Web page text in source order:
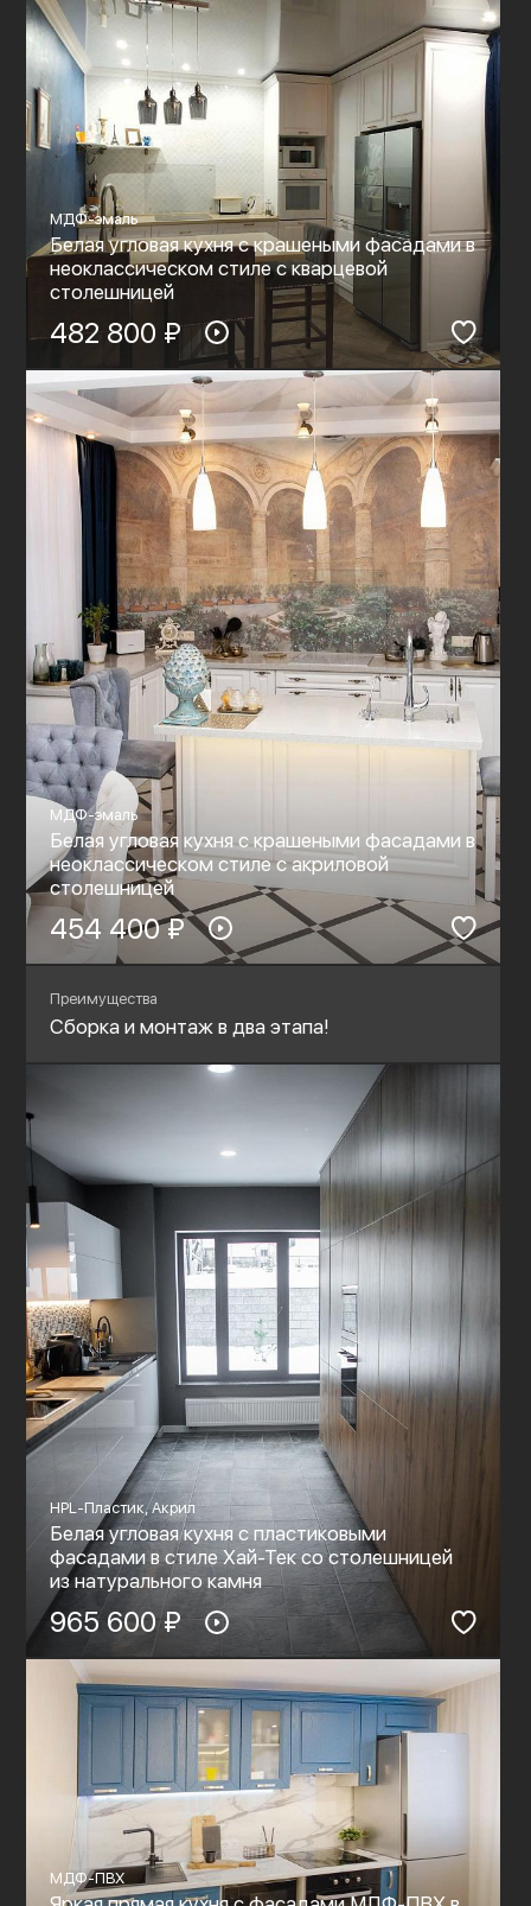
МДФ-эмаль
Белая угловая кухня с крашеными фасадами в
неоклассическом стиле с кварцевой
столешницей
482 800 ₽
МДФ-эмаль
Белая угловая кухня с крашеными фасадами в
неоклассическом стиле c акриловой
столешницей
454 400 ₽
Преимущества
Сборка и монтаж в два этапа!
HPL-Пластик, Акрил
Белая угловая кухня с пластиковыми
фасадами в стиле Хай-Тек со столешницей
из натурального камня
965 600 ₽
МДФ-ПВХ